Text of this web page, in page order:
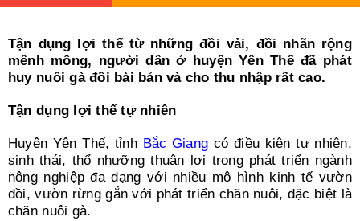
Tin và sự kiện CheckVN
Search
Tận dụng lợi thế từ những đồi vải, đồi nhãn rộng
mênh mông, người dân ở huyện Yên Thế đã phát
huy nuôi gà đồi bài bản và cho thu nhập rất cao.
Tận dụng lợi thế tự nhiên
Huyện Yên Thế, tỉnh Bắc Giang có điều kiện tự nhiên,
sinh thái, thổ nhưỡng thuận lợi trong phát triển ngành
nông nghiệp đa dạng với nhiều mô hình kinh tế vườn
đồi, vườn rừng gắn với phát triển chăn nuôi, đặc biệt là
chăn nuôi gà.